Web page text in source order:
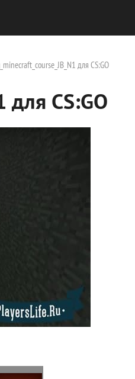
для CS:GO
для CS:GO